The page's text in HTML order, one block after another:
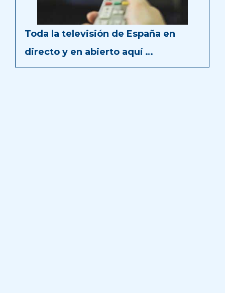
Toda la televisión de España en
directo y en abierto aquí …